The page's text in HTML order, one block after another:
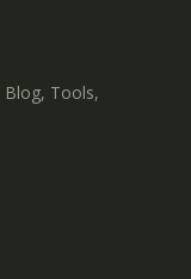
Blog, Tools,